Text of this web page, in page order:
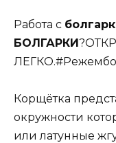
Работа с
БОЛГАРКИ
Корщётка
окружности
или латунные